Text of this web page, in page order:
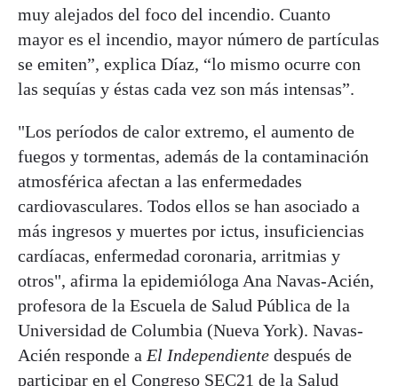
muy alejados del foco del incendio. Cuanto
mayor es el incendio, mayor número de partículas
se emiten”, explica Díaz, “lo mismo ocurre con
las sequías y éstas cada vez son más intensas”.
"Los períodos de calor extremo, el aumento de
fuegos y tormentas, además de la contaminación
atmosférica afectan a las enfermedades
cardiovasculares. Todos ellos se han asociado a
más ingresos y muertes por ictus, insuficiencias
cardíacas, enfermedad coronaria, arritmias y
otros", afirma la epidemióloga Ana Navas-Acién,
profesora de la Escuela de Salud Pública de la
Universidad de Columbia (Nueva York). Navas-
Acién responde a El Independiente después de
participar en el Congreso SEC21 de la Salud